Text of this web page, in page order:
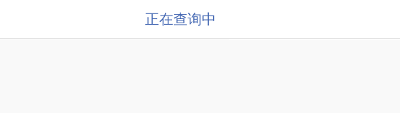
正在查询中